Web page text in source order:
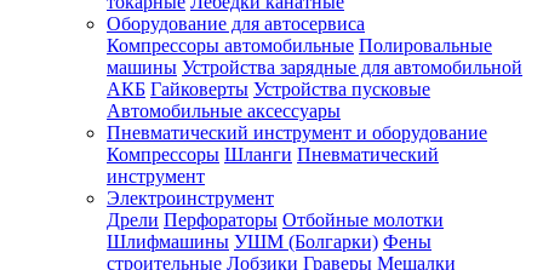
Оборудование для автосервиса
Компрессоры автомобильные Полировальные
машины Устройства зарядные для автомобильной
АКБ Гайковерты Устройства пусковые
Автомобильные аксессуары
Пневматический инструмент и оборудование
Компрессоры Шланги Пневматический
инструмент
Электроинструмент
Дрели Перфораторы Отбойные молотки
Шлифмашины УШМ (Болгарки) Фены
строительные Лобзики Граверы Мешалки